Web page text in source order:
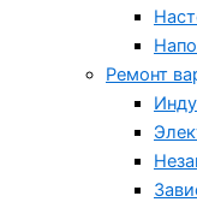
Ремонт